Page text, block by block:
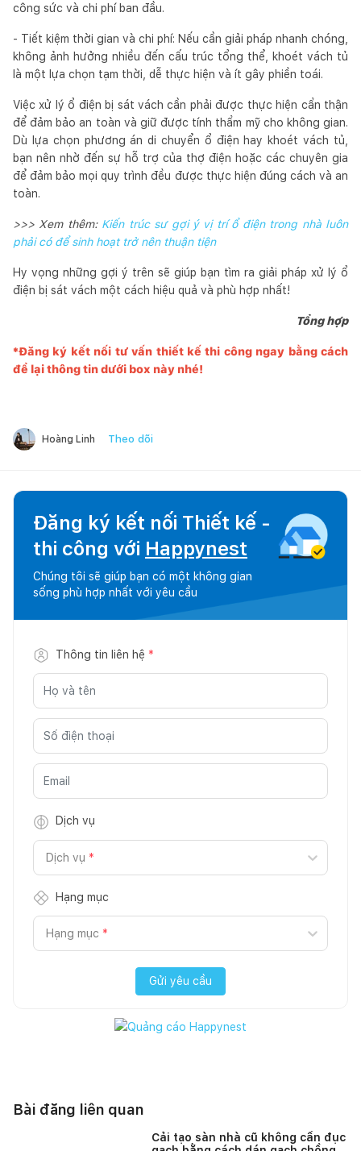
công sức và chi phí ban đầu.
- Tiết kiệm thời gian và chi phí: Nếu cần giải pháp nhanh chóng,
không ảnh hưởng nhiều đến cấu trúc tổng thể, khoét vách tủ
là một lựa chọn tạm thời, dễ thực hiện và ít gây phiền toái.
Việc xử lý ổ điện bị sát vách cần phải được thực hiện cẩn thận
để đảm bảo an toàn và giữ được tính thẩm mỹ cho không gian.
Dù lựa chọn phương án di chuyển ổ điện hay khoét vách tủ,
bạn nên nhờ đến sự hỗ trợ của thợ điện hoặc các chuyên gia
để đảm bảo mọi quy trình đều được thực hiện đúng cách và an
toàn.
>>> Xem thêm: Kiến trúc sư gợi ý vị trí ổ điện trong nhà luôn
phải có để sinh hoạt trở nên thuận tiện
Hy vọng những gợi ý trên sẽ giúp bạn tìm ra giải pháp xử lý ổ
điện bị sát vách một cách hiệu quả và phù hợp nhất!
Tổng hợp
*Đăng ký kết nối tư vấn thiết kế thi công ngay bằng cách
để lại thông tin dưới box này nhé!
Hoàng Linh Theo dõi
Đăng ký kết nối Thiết kế -
thi công với Happynest
Chúng tôi sẽ giúp bạn có một không gian
sống phù hợp nhất với yêu cầu
Thông tin liên hệ *
Dịch vụ
Dịch vụ *
Hạng mục
Hạng mục *
Gửi yêu cầu
Bài đăng liên quan
Cải tạo sàn nhà cũ không cần đục